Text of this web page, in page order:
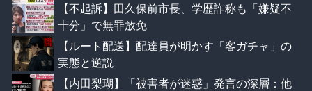
【不起訴】田久保前市長、学歴詐称も「嫌疑不
十分」で無罪放免
【ルート配送】配達員が明かす「客ガチャ」の
実態と逆説
【内田梨瑚】「被害者が迷惑」発言の深層：他